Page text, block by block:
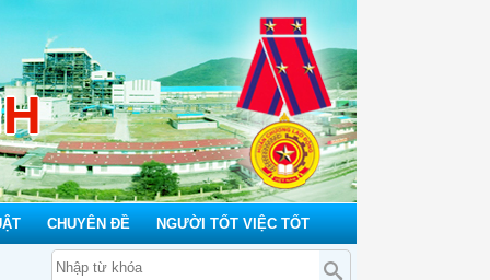
CHUYÊN ĐỀ NGƯỜI TỐT VIỆC TỐT